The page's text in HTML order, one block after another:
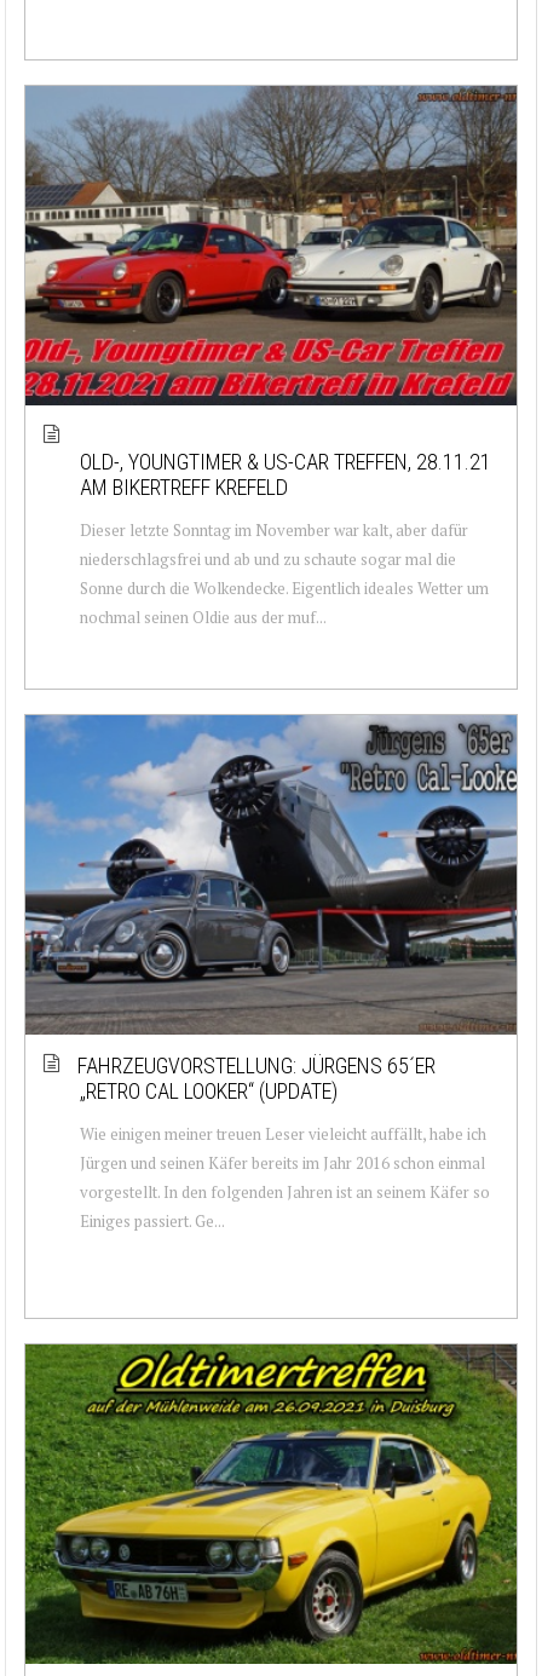
OLD-, YOUNGTIMER & US-CAR TREFFEN, 28.11.21
AM BIKERTREFF KREFELD
Dieser letzte Sonntag im November war kalt, aber dafür
niederschlagsfrei und ab und zu schaute sogar mal die
Sonne durch die Wolkendecke. Eigentlich ideales Wetter um
nochmal seinen Oldie aus der muf...
FAHRZEUGVORSTELLUNG: JÜRGENS 65´ER
„RETRO CAL LOOKER“ (UPDATE)
Wie einigen meiner treuen Leser vieleicht auffällt, habe ich
Jürgen und seinen Käfer bereits im Jahr 2016 schon einmal
vorgestellt. In den folgenden Jahren ist an seinem Käfer so
Einiges passiert. Ge...